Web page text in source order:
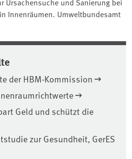
Innenräumen. Umweltbundesamt
der HBM-Kommission
Geld und schützt die
zur Gesundheit, GerES